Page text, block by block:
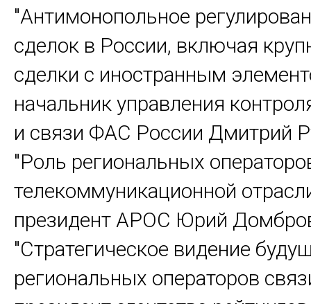
"Антимонопольное
сделок в России, включая
сделки с иностранным
начальник управления
и связи ФАС России Дмитрий
"Роль региональных
телекоммуникационной
президент АРОС Юрий
"Стратегическое видение
региональных операторов